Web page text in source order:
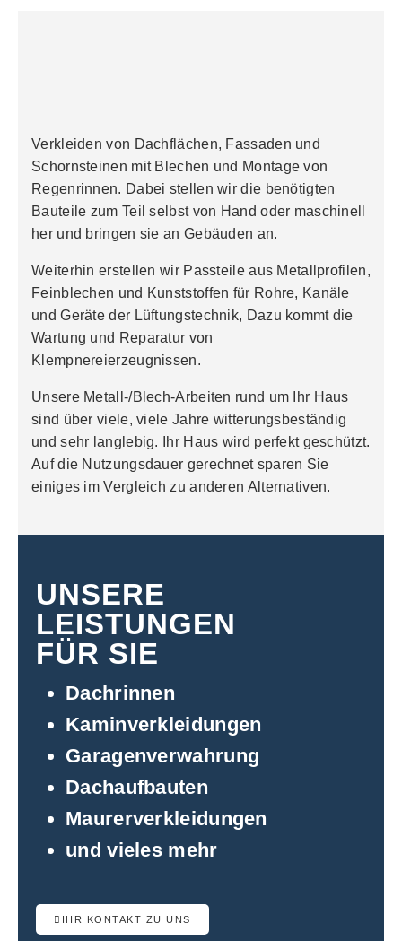
Verkleiden von Dachflächen, Fassaden und
Schornsteinen mit Blechen und Montage von
Regenrinnen. Dabei stellen wir die benötigten
Bauteile zum Teil selbst von Hand oder maschinell
her und bringen sie an Gebäuden an.
Weiterhin erstellen wir Passteile aus Metallprofilen,
Feinblechen und Kunststoffen für Rohre, Kanäle
und Geräte der Lüftungstechnik, Dazu kommt die
Wartung und Reparatur von
Klempnereierzeugnissen.
Unsere Metall-/Blech-Arbeiten rund um Ihr Haus
sind über viele, viele Jahre witterungsbeständig
und sehr langlebig. Ihr Haus wird perfekt geschützt.
Auf die Nutzungsdauer gerechnet sparen Sie
einiges im Vergleich zu anderen Alternativen.
UNSERE
LEISTUNGEN
FÜR SIE
Dachrinnen
Kaminverkleidungen
Garagenverwahrung
Dachaufbauten
Maurerverkleidungen
und vieles mehr
IHR KONTAKT ZU UNS